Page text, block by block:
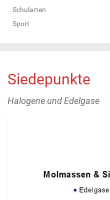
Schularten
Sport
Siedepunkte
Halogene und Edelgase